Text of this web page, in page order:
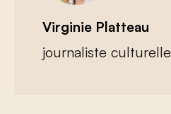
Virginie Platteau
journaliste culturelle